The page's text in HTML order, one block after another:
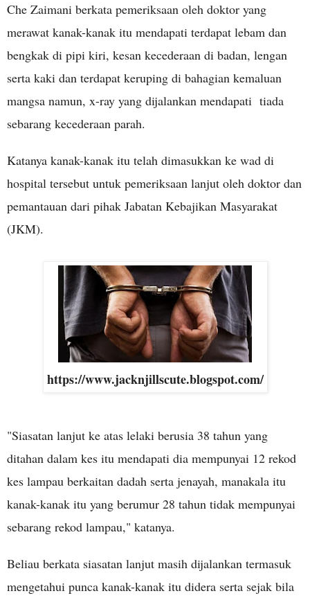
Che Zaimani berkata pemeriksaan oleh doktor yang
merawat kanak-kanak itu mendapati terdapat lebam dan
bengkak di pipi kiri, kesan kecederaan di badan, lengan
serta kaki dan terdapat keruping di bahagian kemaluan
mangsa namun, x-ray yang dijalankan mendapati tiada
sebarang kecederaan parah.
Katanya kanak-kanak itu telah dimasukkan ke wad di
hospital tersebut untuk pemeriksaan lanjut oleh doktor dan
pemantauan dari pihak Jabatan Kebajikan Masyarakat
(JKM).
https://www.jacknjillscute.blogspot.com/
"Siasatan lanjut ke atas lelaki berusia 38 tahun yang
ditahan dalam kes itu mendapati dia mempunyai 12 rekod
kes lampau berkaitan dadah serta jenayah, manakala itu
kanak-kanak itu yang berumur 28 tahun tidak mempunyai
sebarang rekod lampau," katanya.
Beliau berkata siasatan lanjut masih dijalankan termasuk
mengetahui punca kanak-kanak itu didera serta sejak bila